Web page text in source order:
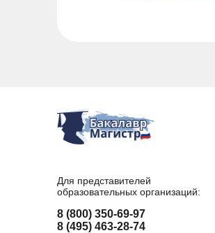
Для представителей
образовательных организаций:
8 (800) 350-69-97
8 (495) 463-28-74